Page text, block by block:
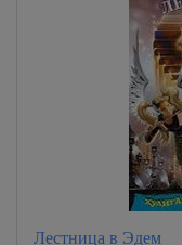
Лестница в Эдем